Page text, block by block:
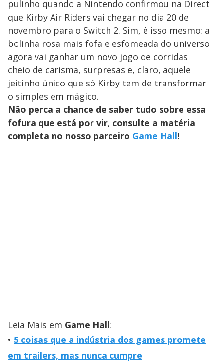
pulinho quando a Nintendo confirmou na Direct
que Kirby Air Riders vai chegar no dia 20 de
novembro para o Switch 2. Sim, é isso mesmo: a
bolinha rosa mais fofa e esfomeada do universo
agora vai ganhar um novo jogo de corridas
cheio de carisma, surpresas e, claro, aquele
jeitinho único que só Kirby tem de transformar
o simples em mágico.
Não perca a chance de saber tudo sobre essa
fofura que está por vir, consulte a matéria
completa no nosso parceiro Game Hall!
Leia Mais em Game Hall:
5 coisas que a indústria dos games promete
em trailers, mas nunca cumpre